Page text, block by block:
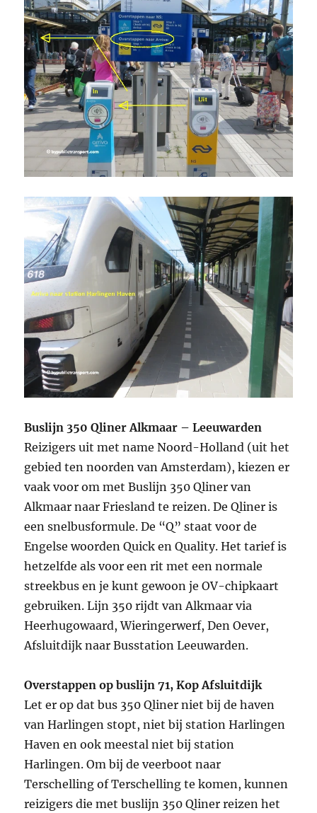
Buslijn 350 Qliner Alkmaar – Leeuwarden
Reizigers uit met name Noord-Holland (uit het
gebied ten noorden van Amsterdam), kiezen er
vaak voor om met Buslijn 350 Qliner van
Alkmaar naar Friesland te reizen. De Qliner is
een snelbusformule. De “Q” staat voor de
Engelse woorden Quick en Quality. Het tarief is
hetzelfde als voor een rit met een normale
streekbus en je kunt gewoon je OV-chipkaart
gebruiken. Lijn 350 rijdt van Alkmaar via
Heerhugowaard, Wieringerwerf, Den Oever,
Afsluitdijk naar Busstation Leeuwarden.
Overstappen op buslijn 71, Kop Afsluitdijk
Let er op dat bus 350 Qliner niet bij de haven
van Harlingen stopt, niet bij station Harlingen
Haven en ook meestal niet bij station
Harlingen. Om bij de veerboot naar
Terschelling of Terschelling te komen, kunnen
reizigers die met buslijn 350 Qliner reizen het